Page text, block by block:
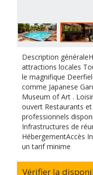
Description
attractions locales
le magnifique
comme Japanese
Museum of Art .
ouvert Restaurants
professionnels
Infrastructures de
HébergementAccès
un tarif minime
Vérifier la